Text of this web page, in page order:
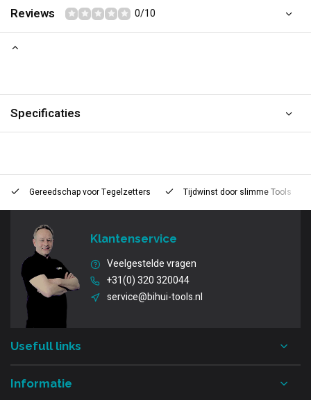
Reviews 0/10
Specificaties
Gereedschap voorTegelzetters Tijdwinst door slimme Tools
Klantenservice
Veelgestelde vragen
+31(0) 320 320044
service@bihui-tools.nl
Usefull links
Informatie